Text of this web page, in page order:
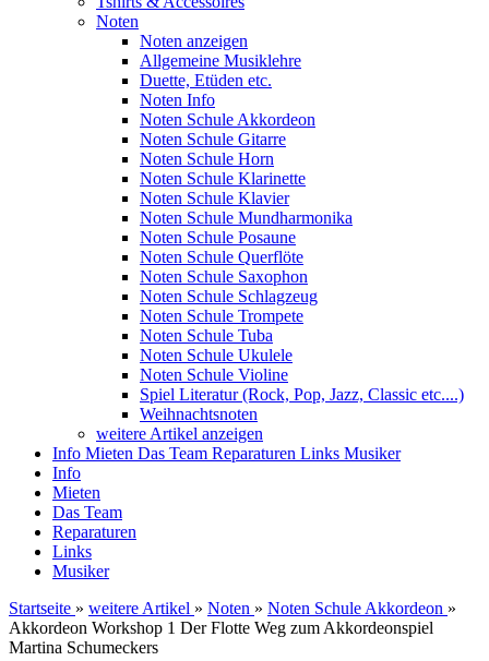
Noten
Noten anzeigen
Allgemeine Musiklehre
Duette, Etüden etc.
Noten Info
Noten Schule Akkordeon
Noten Schule Gitarre
Noten Schule Horn
Noten Schule Klarinette
Noten Schule Klavier
Noten Schule Mundharmonika
Noten Schule Posaune
Noten Schule Querflöte
Noten Schule Saxophon
Noten Schule Schlagzeug
Noten Schule Trompete
Noten Schule Tuba
Noten Schule Ukulele
Noten Schule Violine
Spiel Literatur (Rock, Pop, Jazz, Classic etc....)
Weihnachtsnoten
weitere Artikel anzeigen
Info Mieten Das Team Reparaturen Links Musiker
Info
Mieten
Das Team
Reparaturen
Links
Musiker
Startseite » weitere Artikel » Noten » Noten Schule Akkordeon »
Akkordeon Workshop 1 Der Flotte Weg zum Akkordeonspiel
Martina Schumeckers